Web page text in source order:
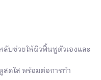
ลับช่วยให้ผิวฟื้นฟูตัวเองและ
สดใส พร้อมต่อการทำ